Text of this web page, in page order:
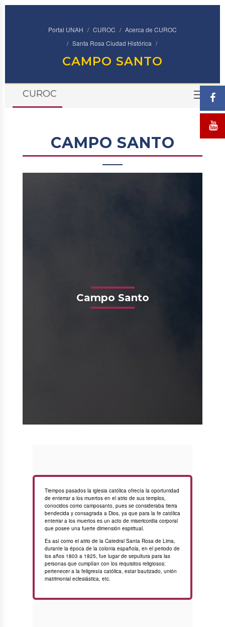
Portal UNAH CUROC
Acerca de CUROC
Santa Rosa Ciudad Histórica
CAMPO SANTO
CUROC
CAMPO SANTO
Campo Santo
Tiempos pasados la iglesia católica ofrecía la oportunidad
de enterrar a los muertos en el atrio de sus templos,
conocidos como camposanto, pues se consideraba tierra
bendecida y consagrada a Dios, ya que para la fe católica
enterrar a los muertos es un acto de misericordia corporal
que posee una fuerte dimensión espiritual.
Es así como el atrio de la Catedral Santa Rosa de Lima,
durante la época de la colonia española, en el periodo de
los años 1803 a 1825, fue lugar de sepultura para las
personas que cumplían con los requisitos religiosos:
pertenecer a la feligresía católica, estar bautizado, unión
matrimonial eclesiástica, etc.